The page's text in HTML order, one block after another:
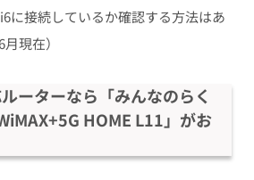
に接続しているか確認する方法はあ
現在）
ーターなら「みんなのらく
HOME L11」がお